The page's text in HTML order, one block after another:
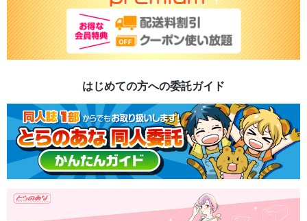
はじめての方への委託ガイド